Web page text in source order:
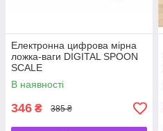
Електронна цифрова мірна
ложка-ваги DIGITAL SPOON
SCALE
В наявності
346 ₴ 385 ₴